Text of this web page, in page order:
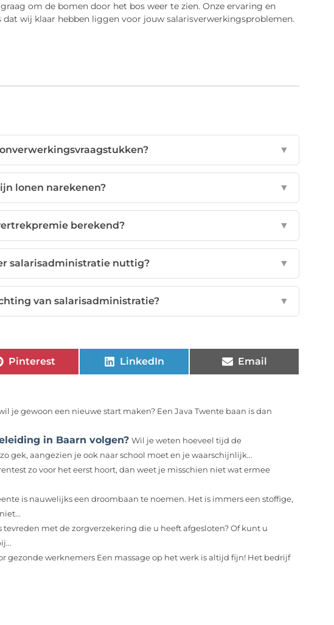
om de bomen door het bos weer te zien. Onze ervaring en
wij klaar hebben liggen voor jouw salarisverwerkingsproblemen.
▼
lonen narekenen? ▼
berekend? ▼
salarisadministratie nuttig? ▼
van salarisadministratie? ▼
Pinterest LinkedIn Email
je gewoon een nieuwe start maken? Een Java Twente baan is dan
in Baarn volgen? Wil je weten hoeveel tijd de
gek, aangezien je ook naar school moet en je waarschijnlijk...
zo voor het eerst hoort, dan weet je misschien niet wat ermee
is nauwelijks een droombaan te noemen. Het is immers een stoffige,
tevreden met de zorgverzekering die u heeft afgesloten? Of kunt u
gezonde werknemers Een massage op het werk is altijd fijn! Het bedrijf